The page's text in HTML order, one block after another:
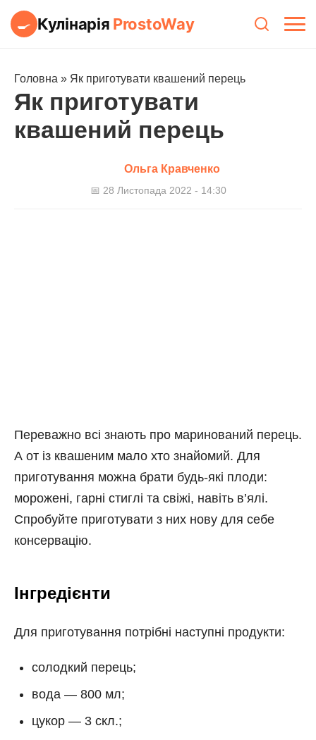
🍳 Кулінарія ProstoWay
Головна » Як приготувати квашений перець
Як приготувати
квашений перець
Ольга Кравченко
📅 28 Листопада 2022 - 14:30
Переважно всі знають про маринований перець.
А от із квашеним мало хто знайомий. Для
приготування можна брати будь-які плоди:
морожені, гарні стиглі та свіжі, навіть в’ялі.
Спробуйте приготувати з них нову для себе
консервацію.
Інгредієнти
Для приготування потрібні наступні продукти:
солодкий перець;
вода — 800 мл;
цукор — 3 скл.;